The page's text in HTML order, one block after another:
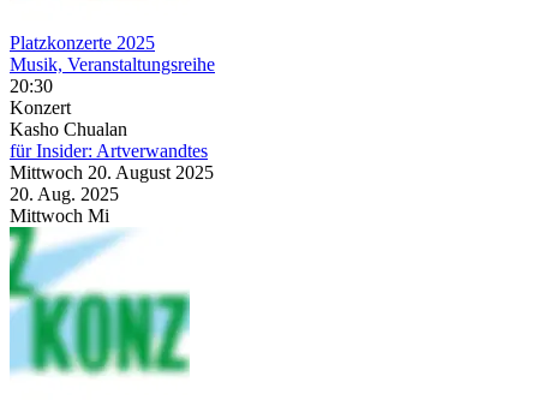
Platzkonzerte 2025
Musik, Veranstaltungsreihe
20:30
Konzert
Kasho Chualan
für Insider: Artverwandtes
Mittwoch 20. August 2025
20. Aug. 2025
Mittwoch Mi